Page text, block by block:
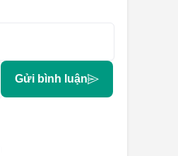
Gửi bình luận